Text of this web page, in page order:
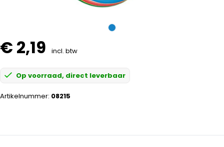
€ 2,19 incl. btw
Op voorraad, direct leverbaar
Artikelnummer: 08215